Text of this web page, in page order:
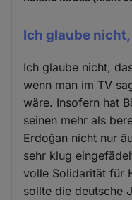
Ich glaube nicht,
Ich glaube nicht,
wenn man im TV
wäre. Insofern hat
seinen mehr als
Erdoğan nicht nur
sehr klug
volle Solidarität für
sollte die deutsche